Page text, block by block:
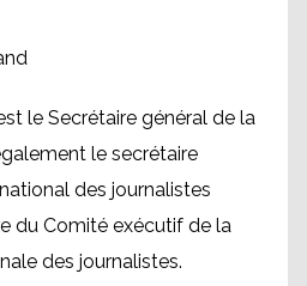
le Secrétaire général de la
le secrétaire
des journalistes
du Comité exécutif de la
des journalistes.